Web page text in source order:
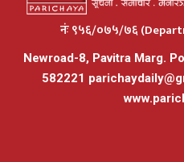
नंः ९५६/०७५/७६
Newroad-8, Pavitra Marg.
582221